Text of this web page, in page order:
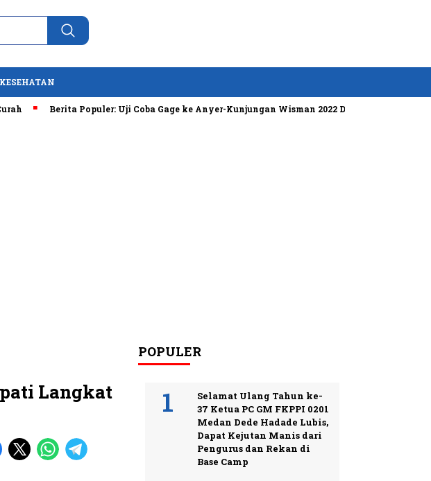
KESEHATAN
Berita Populer: Uji Coba Gage ke Anyer-Kunjungan Wisman 2022 Diprediksi Rendah
Langkat
POPULER
Selamat Ulang Tahun ke-
37 Ketua PC GM FKPPI 0201
Medan Dede Hadade Lubis,
Dapat Kejutan Manis dari
Pengurus dan Rekan di
Base Camp